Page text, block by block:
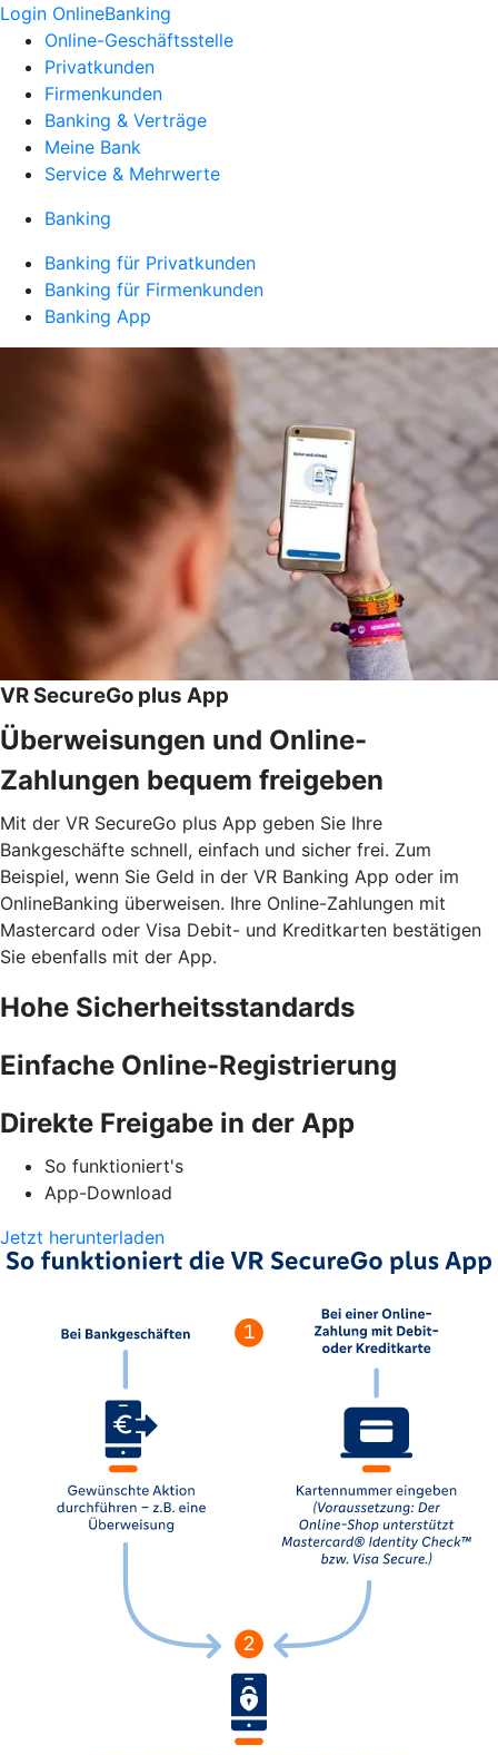
Login OnlineBanking
Online-Geschäftsstelle
Privatkunden
Firmenkunden
Banking & Verträge
Meine Bank
Service & Mehrwerte
Banking
Banking für Privatkunden
Banking für Firmenkunden
Banking App
VR SecureGo plus App
Überweisungen und Online-
Zahlungen bequem freigeben
Mit der VR SecureGo plus App geben Sie Ihre
Bankgeschäfte schnell, einfach und sicher frei. Zum
Beispiel, wenn Sie Geld in der VR Banking App oder im
OnlineBanking überweisen. Ihre Online-Zahlungen mit
Mastercard oder Visa Debit- und Kreditkarten bestätigen
Sie ebenfalls mit der App.
Hohe Sicherheitsstandards
Einfache Online-Registrierung
Direkte Freigabe in der App
So funktioniert's
App-Download
Jetzt herunterladen